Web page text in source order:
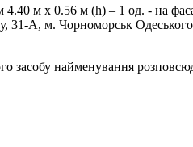
м х 0.56 м (h) – 1 од. - на
31-А, м. Чорноморськ
засобу найменування